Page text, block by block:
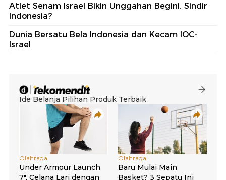
Atlet Senam Israel Bikin Unggahan Begini, Sindir
Indonesia?
Dunia Bersatu Bela Indonesia dan Kecam IOC-
Israel